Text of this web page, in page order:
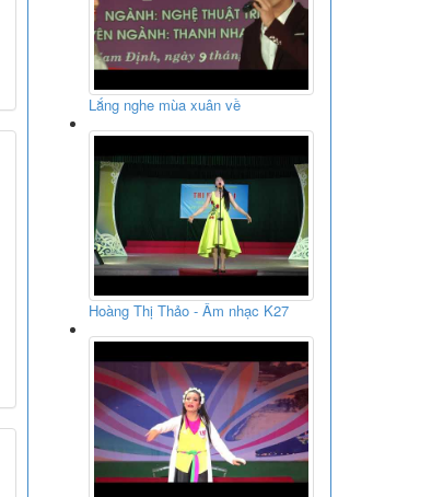
Lắng nghe mùa xuân về
Hoàng Thị Thảo - Âm nhạc K27